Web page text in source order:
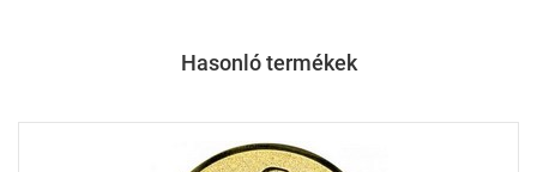
Hasonló termékek